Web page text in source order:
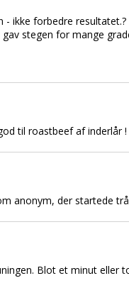
- ikke forbedre resultatet.?
stegen for mange
til roastbeef af inderlår !
anonym, der startede
Blot et minut eller